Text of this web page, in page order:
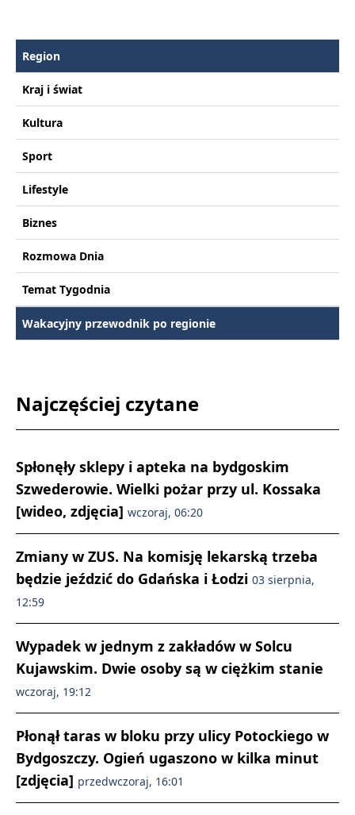
Region
Kraj i świat
Kultura
Sport
Lifestyle
Biznes
Rozmowa Dnia
Temat Tygodnia
Wakacyjny przewodnik po regionie
Najczęściej czytane
Spłonęły sklepy i apteka na bydgoskim
Szwederowie. Wielki pożar przy ul. Kossaka
[wideo, zdjęcia] wczoraj, 06:20
Zmiany w ZUS. Na komisję lekarską trzeba
będzie jeździć do Gdańska i Łodzi 03 sierpnia,
12:59
Wypadek w jednym z zakładów w Solcu
Kujawskim. Dwie osoby są w ciężkim stanie
wczoraj, 19:12
Płonął taras w bloku przy ulicy Potockiego w
Bydgoszczy. Ogień ugaszono w kilka minut
[zdjęcia] przedwczoraj, 16:01